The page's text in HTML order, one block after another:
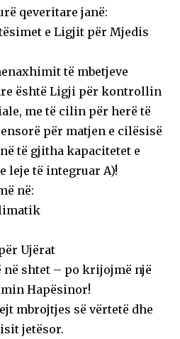
qeveritare janë:
e Ligjit për Mjedis
të mbetjeve
është Ligji për kontrollin
me të cilin për herë të
për matjen e cilësisë
të gjitha kapacitetet e
leje të integruar A)!
në:
Ujërat
në shtet – po krijojmë një
Hapësinor!
mbrojtjes së vërtetë dhe
jetësor.